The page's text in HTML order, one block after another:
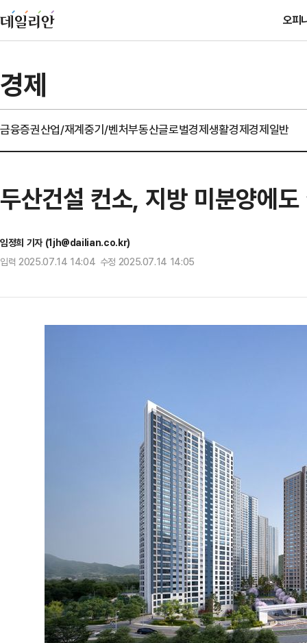
오피
경제
금융증권산업/재계중기/벤처부동산글로벌경제생활경제경제일반
두산건설 컨소, 지방 미분양에
임정희 기자 (1jh@dailian.co.kr)
입력 2025.07.14 14:04 수정 2025.07.14 14:05